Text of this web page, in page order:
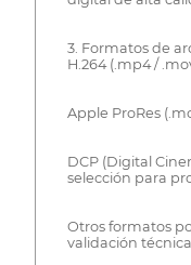
3. Formatos de
H.264 (.mp4 /
Apple ProRes
DCP (Digital
selección para
Otros formatos
validación